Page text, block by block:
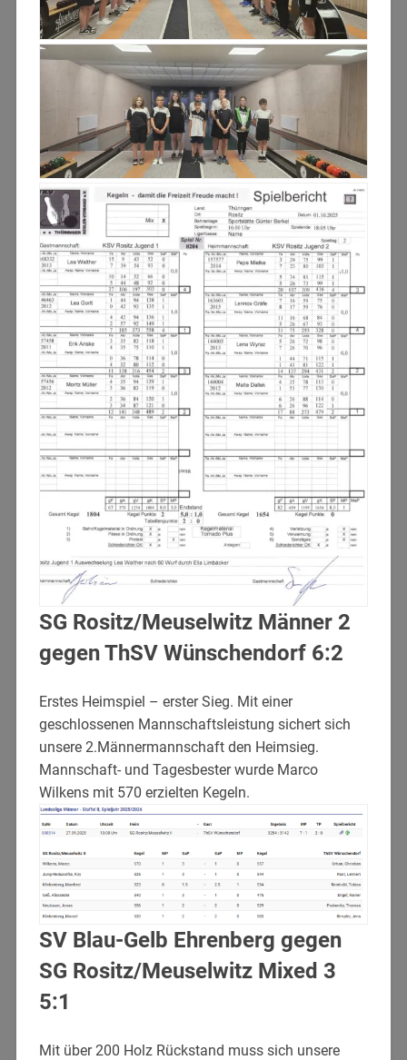
SG Rositz/Meuselwitz Männer 2
gegen ThSV Wünschendorf 6:2
Erstes Heimspiel – erster Sieg. Mit einer
geschlossenen Mannschaftsleistung sichert sich
unsere 2.Männermannschaft den Heimsieg.
Mannschaft- und Tagesbester wurde Marco
Wilkens mit 570 erzielten Kegeln.
SV Blau-Gelb Ehrenberg gegen
SG Rositz/Meuselwitz Mixed 3
5:1
Mit über 200 Holz Rückstand muss sich unsere